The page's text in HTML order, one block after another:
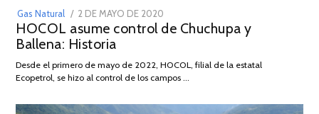
Gas Natural
POSTED
ON
2 DE MAYO DE 2020
DE
2026
HOCOL asume control de Chuchupa y
Ballena: Historia
Desde el primero de mayo de 2022, HOCOL, filial de la estatal
Ecopetrol, se hizo al control de los campos …